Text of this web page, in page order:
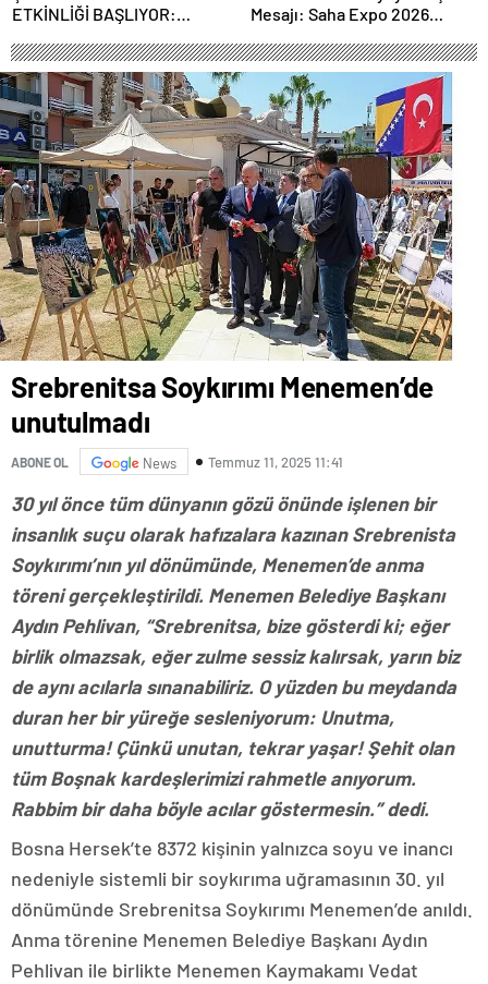
ETKİNLİĞİ BAŞLIYOR:
FESTİVALİ” HEYECANI
GAZİOSMANPAŞA’DA
YAŞANACAK
Mesajı: Saha Expo 2026
Srebrenitsa Soykırımı Menemen’de
unutulmadı
ABONE OL News Temmuz 11, 2025 11:41
30 yıl önce tüm dünyanın gözü önünde işlenen bir
insanlık suçu olarak hafızalara kazınan Srebrenista
Soykırımı’nın yıl dönümünde, Menemen’de anma
töreni gerçekleştirildi. Menemen Belediye Başkanı
Aydın Pehlivan, “Srebrenitsa, bize gösterdi ki; eğer
birlik olmazsak, eğer zulme sessiz kalırsak, yarın biz
de aynı acılarla sınanabiliriz. O yüzden bu meydanda
duran her bir yüreğe sesleniyorum: Unutma,
unutturma! Çünkü unutan, tekrar yaşar! Şehit olan
tüm Boşnak kardeşlerimizi rahmetle anıyorum.
Rabbim bir daha böyle acılar göstermesin.” dedi.
Bosna Hersek’te 8372 kişinin yalnızca soyu ve inancı
nedeniyle sistemli bir soykırıma uğramasının 30. yıl
dönümünde Srebrenitsa Soykırımı Menemen’de anıldı.
Anma törenine Menemen Belediye Başkanı Aydın
Pehlivan ile birlikte Menemen Kaymakamı Vedat